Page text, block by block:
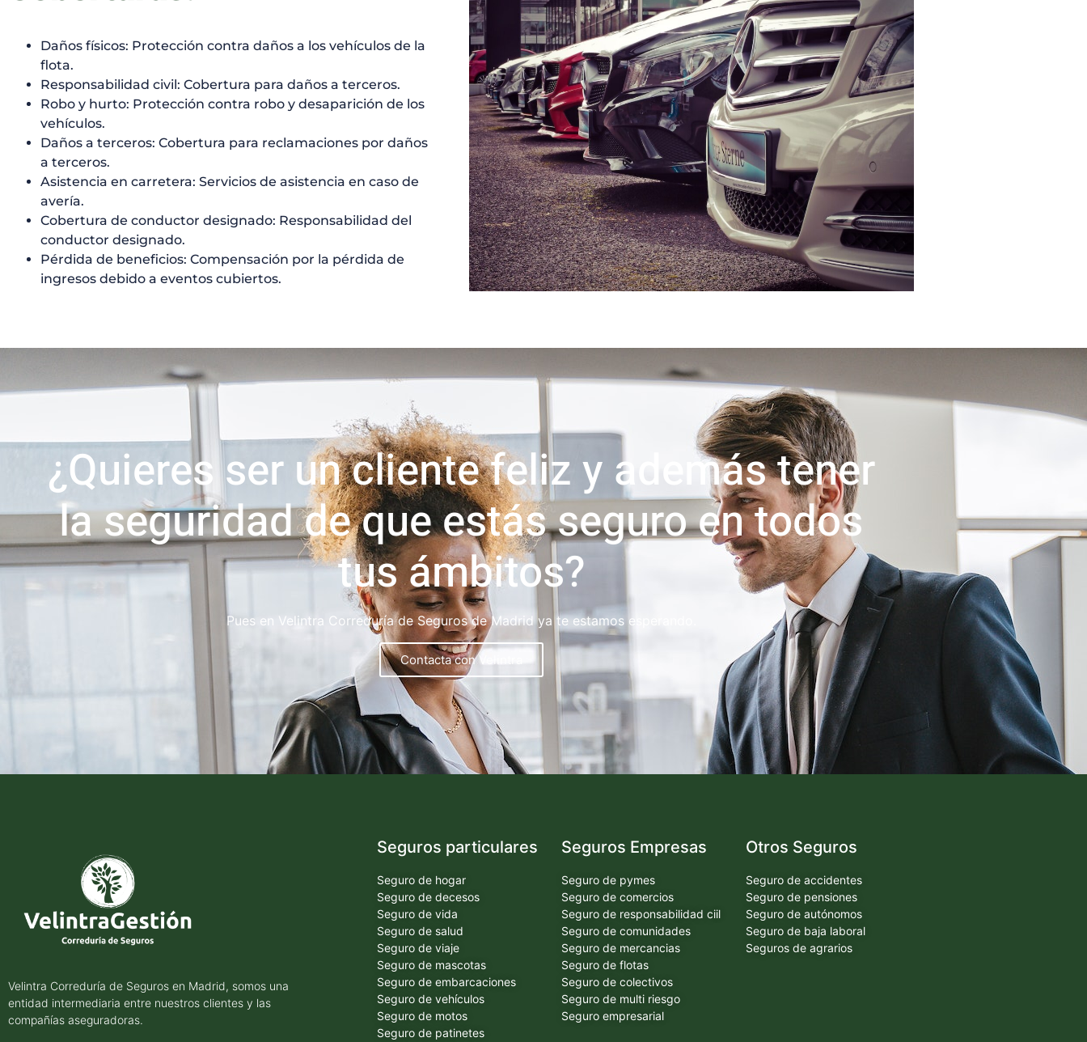
Daños físicos: Protección contra daños a los vehículos de la
flota.
Responsabilidad civil: Cobertura para daños a terceros.
Robo y hurto: Protección contra robo y desaparición de los
vehículos.
Daños a terceros: Cobertura para reclamaciones por daños
a terceros.
Asistencia en carretera: Servicios de asistencia en caso de
avería.
Cobertura de conductor designado: Responsabilidad del
conductor designado.
Pérdida de beneficios: Compensación por la pérdida de
ingresos debido a eventos cubiertos.
¿Quieres ser un cliente feliz y además tener
la seguridad de que estás seguro en todos
tus ámbitos?
Pues en Velintra Correduría de Seguros de Madrid ya te estamos esperando.
Contacta con Velintra
Velintra Correduría de Seguros en Madrid, somos una
entidad intermediaria entre nuestros clientes y las
compañías aseguradoras.
Seguros particulares
Seguro de hogar
Seguro de decesos
Seguro de vida
Seguro de salud
Seguro de viaje
Seguro de mascotas
Seguro de embarcaciones
Seguro de vehículos
Seguro de motos
Seguro de patinetes
Seguros Empresas
Seguro de pymes
Seguro de comercios
Seguro de responsabilidad ciil
Seguro de comunidades
Seguro de mercancias
Seguro de flotas
Seguro de colectivos
Seguro de multi riesgo
Seguro empresarial
Otros Seguros
Seguro de accidentes
Seguro de pensiones
Seguro de autónomos
Seguro de baja laboral
Seguros de agrarios